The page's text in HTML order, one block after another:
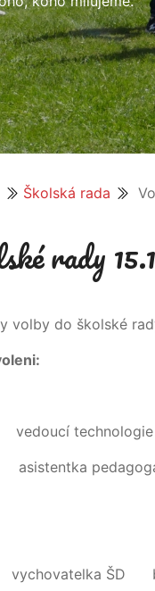
Školská rada
rady
volby do školské
vedoucí
vychovatelka ŠD